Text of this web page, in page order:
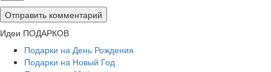
Идеи ПОДАРКОВ
Подарки на День Рождения
Подарки на Новый Год